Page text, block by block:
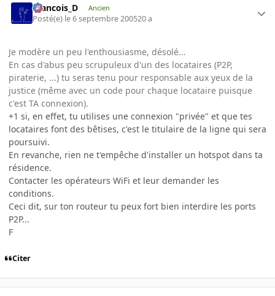
Francois_D Ancien
Posté(e) le 6 septembre 200520 a
Je modère un peu l'enthousiasme, désolé...
En cas d'abus peu scrupuleux d'un des locataires (P2P,
piraterie, ...) tu seras tenu pour responsable aux yeux de la
justice (même avec un code pour chaque locataire puisque
c'est TA connexion).
+1 si, en effet, tu utilises une connexion "privée" et que tes
locataires font des bêtises, c'est le titulaire de la ligne qui sera
poursuivi.
En revanche, rien ne t'empêche d'installer un hotspot dans ta
résidence.
Contacter les opérateurs WiFi et leur demander les
conditions.
Ceci dit, sur ton routeur tu peux fort bien interdire les ports
P2P...
F
Citer